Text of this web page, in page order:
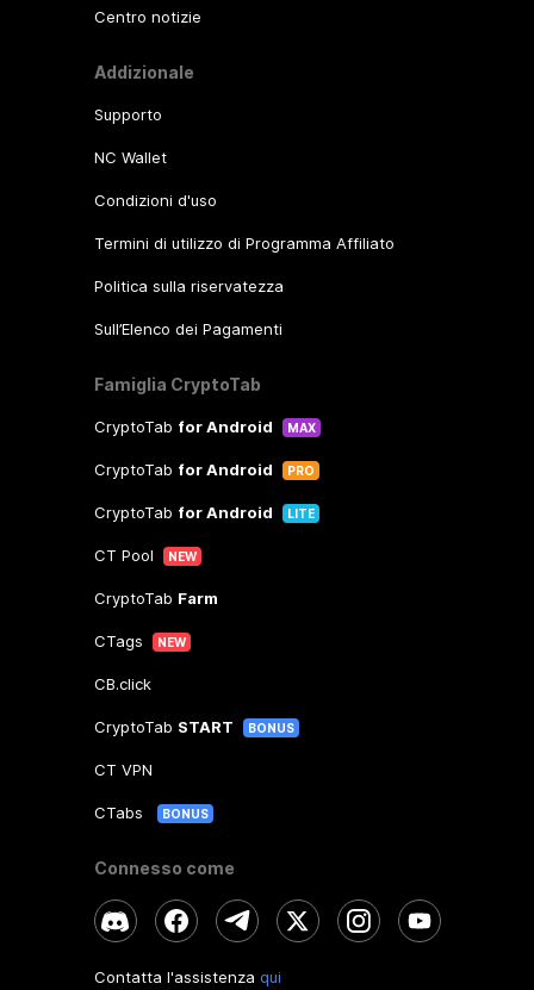
Centro notizie
Addizionale
Supporto
NC Wallet
Condizioni d'uso
Termini di utilizzo di Programma Affiliato
Politica sulla riservatezza
Sull’Elenco dei Pagamenti
Famiglia CryptoTab
CryptoTab for Android MAX
CryptoTab for Android PRO
CryptoTab for Android LITE
CT Pool NEW
CryptoTab Farm
CTags NEW
CB.click
CryptoTab START BONUS
CT VPN
CTabs BONUS
Connesso come
Contatta l'assistenza qui